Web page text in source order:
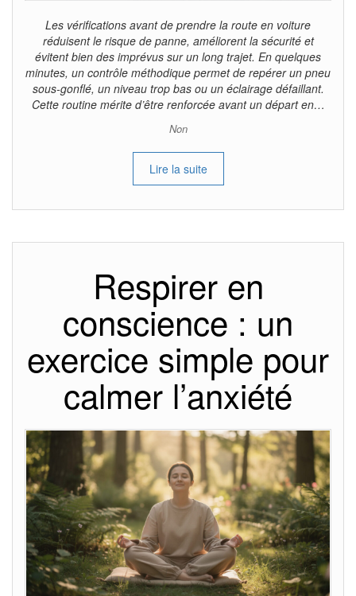
Les vérifications avant de prendre la route en voiture
réduisent le risque de panne, améliorent la sécurité et
évitent bien des imprévus sur un long trajet. En quelques
minutes, un contrôle méthodique permet de repérer un pneu
sous-gonflé, un niveau trop bas ou un éclairage défaillant.
Cette routine mérite d’être renforcée avant un départ en…
Non
Lire la suite
Respirer en
conscience : un
exercice simple pour
calmer l’anxiété